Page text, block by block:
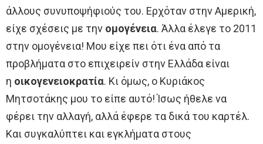
άλλους συνυποψήφιούς του. Ερχόταν στην Αμερική,
είχε σχέσεις με την ομογένεια. Άλλα έλεγε το 2011
στην ομογένεια! Μου είχε πει ότι ένα από τα
προβλήματα στο επιχειρείν στην Ελλάδα είναι
η οικογενειοκρατία. Κι όμως, ο Κυριάκος
Μητσοτάκης μου το είπε αυτό! Ίσως ήθελε να
φέρει την αλλαγή, αλλά έφερε τα δικά του καρτέλ.
Και συγκαλύπτει και εγκλήματα στους